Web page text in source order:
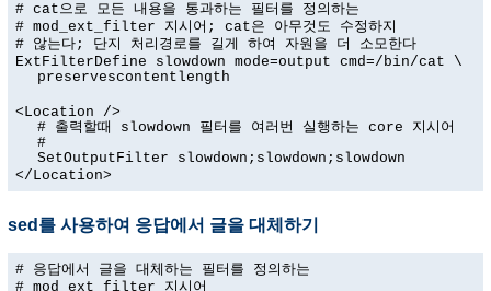
# cat으로 모든 내용을 통과하는 필터를 정의하는
# mod_ext_filter 지시어; cat은 아무것도 수정하지
# 않는다; 단지 처리경로를 길게 하여 자원을 더 소모한다
ExtFilterDefine slowdown mode=output cmd=/bin/cat \
preservescontentlength
<Location />
# 출력할때 slowdown 필터를 여러번 실행하는 core 지시어
#
SetOutputFilter slowdown;slowdown;slowdown
</Location>
sed를 사용하여 응답에서 글을 대체하기
# 응답에서 글을 대체하는 필터를 정의하는
# mod_ext_filter 지시어